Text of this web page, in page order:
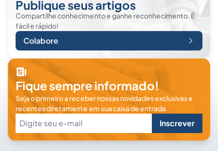
Publique seus artigos
Compartilhe conhecimento e ganhe reconhecimento. É
fácil e rápido!
Colabore
Fique sempre informado!
Seja o primeiro a receber nossas novidades exclusivas e
recentes diretamente em sua caixa de entrada.
Inscrever